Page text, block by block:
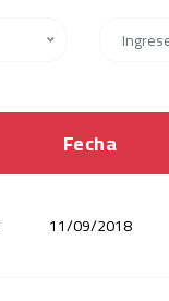
Fecha
11/09/2018